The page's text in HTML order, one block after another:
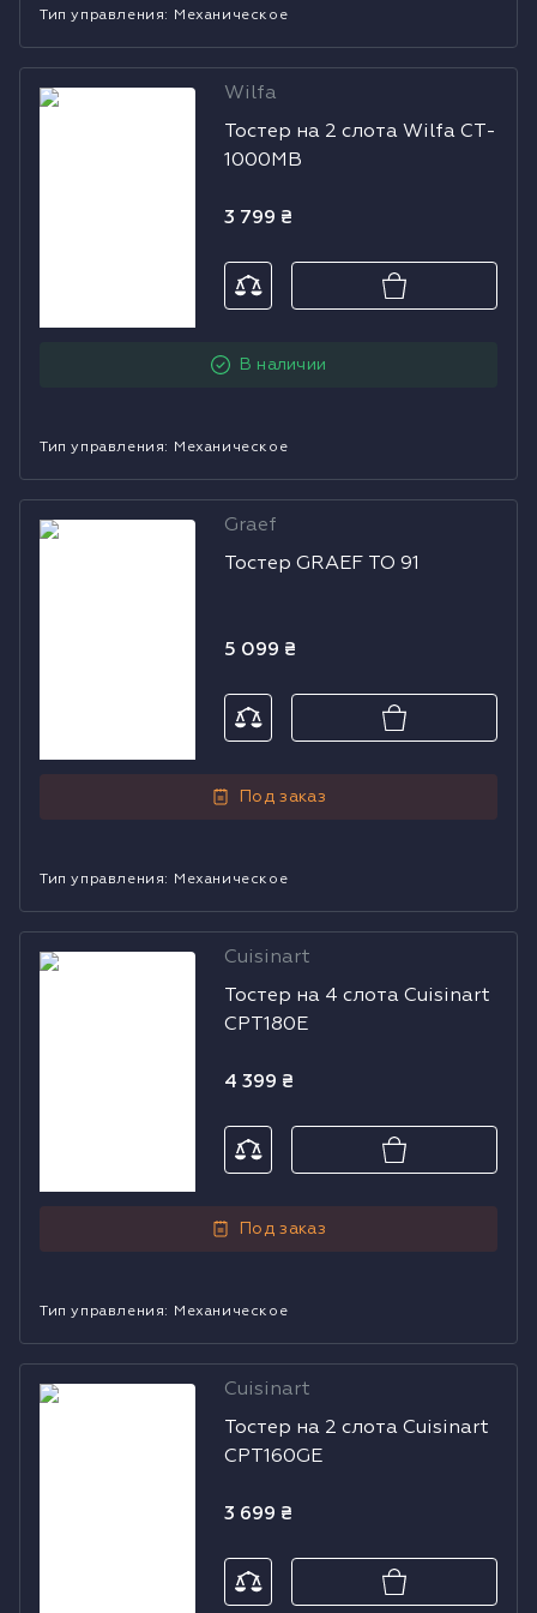
Водонагреватели
Сушильные машины
Тип управления: Механическое
Тостер на 2
Wilfa
Тостер на 2 слота Wilfa CT-
1000MB
3 799 ₴
В наличии
Тип управления: Механическое
Тостер GRAEF
Graef
Тостер GRAEF TO 91
5 099 ₴
Под заказ
Тип управления: Механическое
Тостер на 4
Cuisinart
Тостер на 4 слота Cuisinart
CPT180E
4 399 ₴
Под заказ
Тип управления: Механическое
Тостер на 2
Cuisinart
Тостер на 2 слота Cuisinart
CPT160GE
3 699 ₴